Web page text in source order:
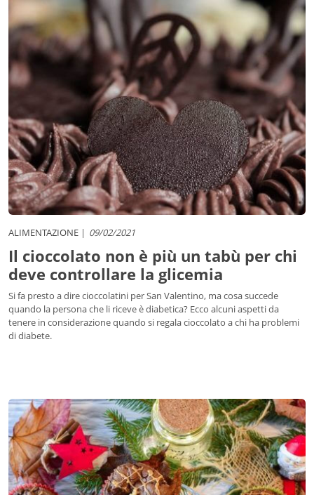
ALIMENTAZIONE 09/02/2021
Il cioccolato non è più un tabù per chi
deve controllare la glicemia
Si fa presto a dire cioccolatini per San Valentino, ma cosa succede
quando la persona che li riceve è diabetica? Ecco alcuni aspetti da
tenere in considerazione quando si regala cioccolato a chi ha problemi
di diabete.